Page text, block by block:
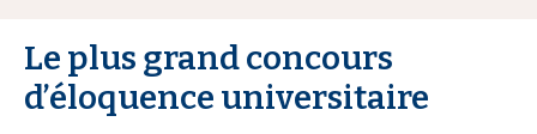
Le plus grand concours
d’éloquence universitaire